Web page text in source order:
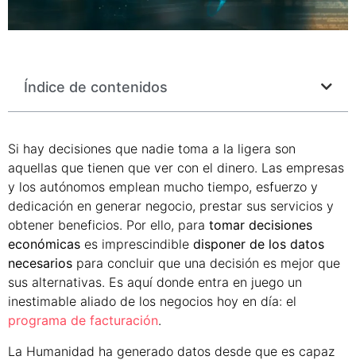
Índice de contenidos
Si hay decisiones que nadie toma a la ligera son
aquellas que tienen que ver con el dinero. Las empresas
y los autónomos emplean mucho tiempo, esfuerzo y
dedicación en generar negocio, prestar sus servicios y
obtener beneficios. Por ello, para tomar decisiones
económicas es imprescindible disponer de los datos
necesarios para concluir que una decisión es mejor que
sus alternativas. Es aquí donde entra en juego un
inestimable aliado de los negocios hoy en día: el
programa de facturación.
La Humanidad ha generado datos desde que es capaz